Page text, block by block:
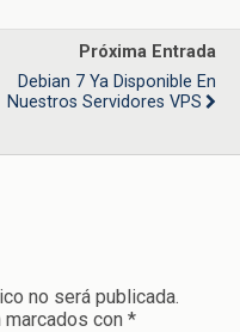
Próxima Entrada
Debian 7 Ya Disponible En
Nuestros Servidores VPS
no será publicada.
con *